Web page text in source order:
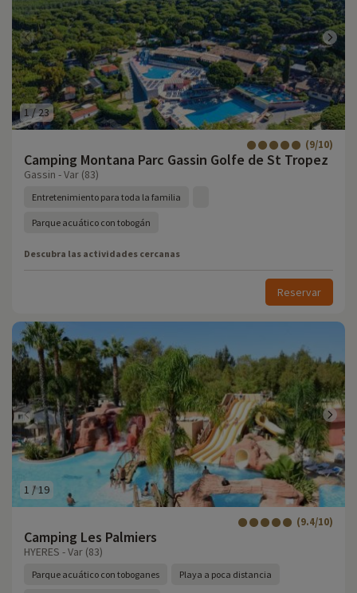
1 /23
Camping Montana Parc Gassin Golfe de St Tropez
(9/10)
Gassin - Var (83)
Entretenimiento para toda la familia
Parque acuático con tobogán
Descubra las actividades cercanas
Reservar
1 /19
Camping Les Palmiers
(9.4/10)
HYERES - Var (83)
Parque acuático con toboganes Playa a poca distancia